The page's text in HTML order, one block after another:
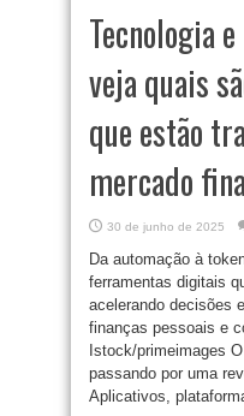
Tecnologia
veja quais
que estão
mercado
30 de junho de 2025
Da automação à
ferramentas digitais
acelerando decisões
finanças pessoais e
Istock/primeimages
passando por uma
Aplicativos,